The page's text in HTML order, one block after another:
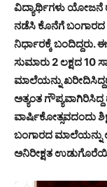
ವಿದ್ಯಾರ್ಥಿಗಳು ಯೋಜನೆ
ನಡೆಸಿ ಕೊನೆಗೆ
ನಿರ್ಧಾರಕ್ಕೆ
ಸುಮಾರು 2 ಲಕ್ಷದ 10
ಮಾಲೆಯನ್ನು
ಅತ್ಯಂತ
ವಾರ್ಷಿಕೋತ್ಸವದಂದು
ಬಂಗಾರದ ಮಾಲೆಯನ್ನು
ಅನಿರೀಕ್ಷತ